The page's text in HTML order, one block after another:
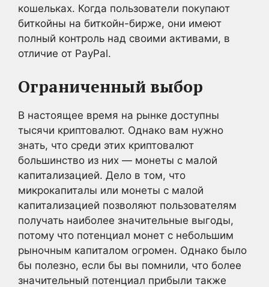
кошельках. Когда пользователи покупают
биткойны на биткойн-бирже, они имеют
полный контроль над своими активами, в
отличие от PayPal.
Ограниченный выбор
В настоящее время на рынке доступны
тысячи криптовалют. Однако вам нужно
знать, что среди этих криптовалют
большинство из них — монеты с малой
капитализацией. Дело в том, что
микрокапиталы или монеты с малой
капитализацией позволяют пользователям
получать наиболее значительные выгоды,
потому что потенциал монет с небольшим
рыночным капиталом огромен. Однако было
бы полезно, если бы вы помнили, что более
значительный потенциал прибыли также